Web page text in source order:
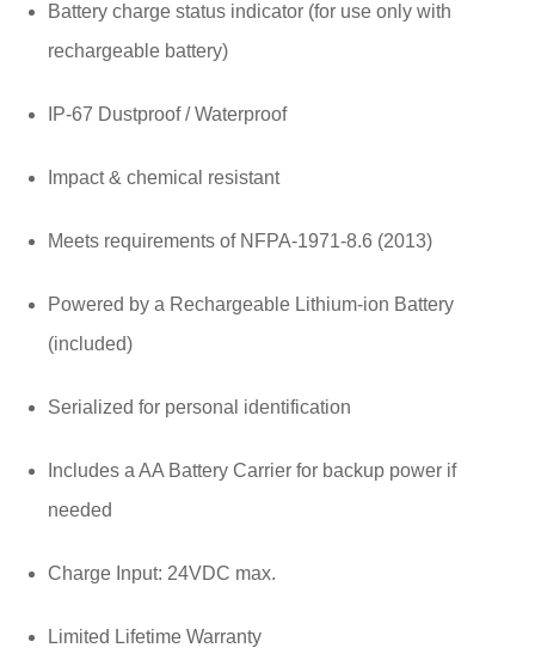
Battery charge status indicator (for use only with
rechargeable battery)
IP-67 Dustproof / Waterproof
Impact & chemical resistant
Meets requirements of NFPA-1971-8.6 (2013)
Powered by a Rechargeable Lithium-ion Battery
(included)
Serialized for personal identification
Includes a AA Battery Carrier for backup power if
needed
Charge Input: 24VDC max.
Limited Lifetime Warranty